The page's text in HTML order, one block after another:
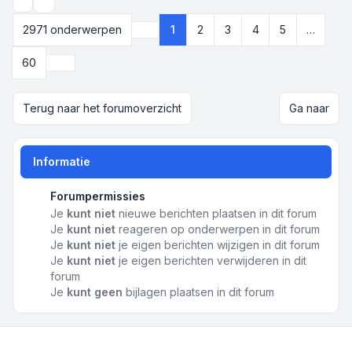
Weergave- en sorteeropties
2971 onderwerpen
Pagina van
1 2 3 4 5 …
60
Terug naar het forumoverzicht Ga naar
Informatie
Forumpermissies
Je kunt nietnieuwe berichten plaatsen in dit forum
Je kunt nietreageren op onderwerpen in dit forum
Je kunt nietje eigen berichten wijzigen in dit forum
Je kunt nietje eigen berichten verwijderen in dit
forum
Je kunt geen bijlagen plaatsen in dit forum